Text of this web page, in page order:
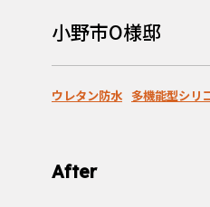
小野市O様邸
ウレタン防水 多機能型シリ
After